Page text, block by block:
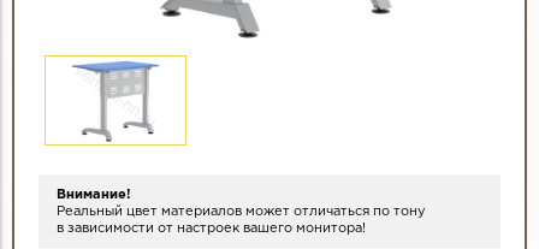
Внимание!
Реальный цвет материалов может отличаться по тону
в зависимости от настроек вашего монитора!